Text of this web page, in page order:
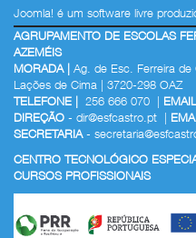
Joomla! é um software livre
AGRUPAMENTO DE ESCOLAS
AZEMÉIS
MORADA | Ag. de Esc. Ferreira
Lações de Cima | 3720-298 OAZ
TELEFONE | 256 666 070 |
DIREÇÃO - dir@esfcastro.pt |
SECRETARIA-
CENTRO TECNOLÓGICO
CURSOS PROFISSIONAIS